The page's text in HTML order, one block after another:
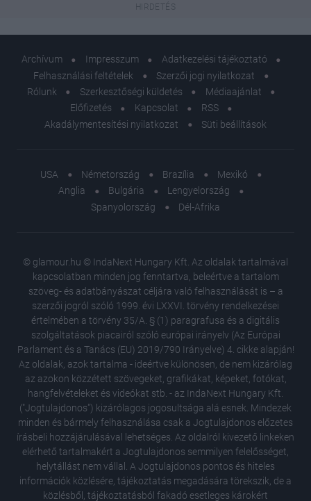
Archívum Impresszum
Adatkezelési tájékoztató
Felhasználási feltételek
Szerzői jogi nyilatkozat
Rólunk
Szerkesztőségi küldetés
Médiaajánlat
Előfizetés
Kapcsolat
RSS
Akadálymentesítési nyilatkozat
Süti beállítások
USA Németország Brazília
Mexikó
Anglia
Bulgária
Lengyelország
Spanyolország
Dél-Afrika
© glamour.hu © IndaNext Hungary Kft. Az oldalak tartalmával
kapcsolatban minden jog fenntartva, beleértve a tartalom
szöveg- és adatbányászat céljára való felhasználását is – a
szerzői jogról szóló 1999. évi LXXVI. törvény rendelkezései
értelmében a törvény 35/A. § (1) paragrafusa és a digitális
szolgáltatások piacairól szóló európai irányelv (Az Európai
Parlament és a Tanács (EU) 2019/790 Irányelve) 4. cikke alapján!
Az oldalak, azok tartalma - ideértve különösen, de nem kizárólag
az azokon közzétett szövegeket, grafikákat, képeket, fotókat,
hangfelvételeket és videókat stb. - az IndaNext Hungary Kft.
("Jogtulajdonos") kizárólagos jogosultsága alá esnek. Mindezek
minden és bármely felhasználása csak a Jogtulajdonos előzetes
írásbeli hozzájárulásával lehetséges. Az oldalról kivezető linkeken
elérhető tartalmakért a Jogtulajdonos semmilyen felelősséget,
helytállást nem vállal. A Jogtulajdonos pontos és hiteles
információk közlésére, tájékoztatás megadására törekszik, de a
közlésből, tájékoztatásból fakadó esetleges károkért